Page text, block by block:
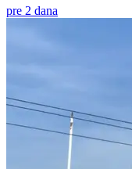
pre 2 dana